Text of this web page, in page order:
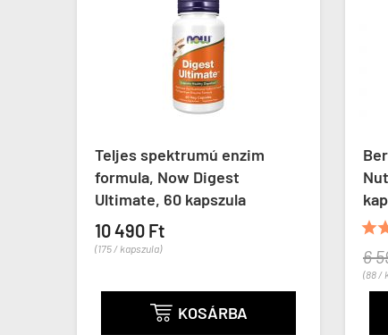
Teljes spektrumú enzim
formula, Now Digest
Ultimate, 60 kapszula
10 490 Ft
(175 / kapszula)
 KOSÁRBA

6
(88 /